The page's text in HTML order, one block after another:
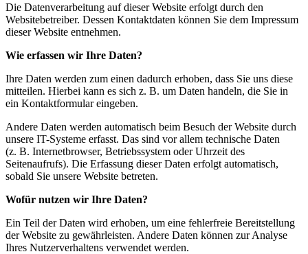
Die Datenverarbeitung auf dieser Website erfolgt durch den
Websitebetreiber. Dessen Kontaktdaten können Sie dem Impressum
dieser Website entnehmen.
Wie erfassen wir Ihre Daten?
Ihre Daten werden zum einen dadurch erhoben, dass Sie uns diese
mitteilen. Hierbei kann es sich z. B. um Daten handeln, die Sie in
ein Kontaktformular eingeben.
Andere Daten werden automatisch beim Besuch der Website durch
unsere IT-Systeme erfasst. Das sind vor allem technische Daten
(z. B. Internetbrowser, Betriebssystem oder Uhrzeit des
Seitenaufrufs). Die Erfassung dieser Daten erfolgt automatisch,
sobald Sie unsere Website betreten.
Wofür nutzen wir Ihre Daten?
Ein Teil der Daten wird erhoben, um eine fehlerfreie Bereitstellung
der Website zu gewährleisten. Andere Daten können zur Analyse
Ihres Nutzerverhaltens verwendet werden.